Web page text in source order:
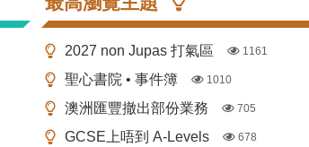
2027 non Jupas 打氣區 1161
聖心書院 • 事件簿 1010
澳洲匯豐撤出部份業務 705
GCSE上唔到 A-Levels 678